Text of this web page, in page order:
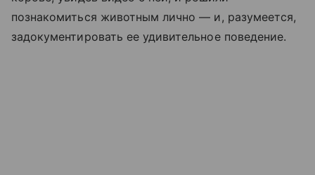
познакомиться животным лично — и, разумеется,
задокументировать ее удивительное поведение.